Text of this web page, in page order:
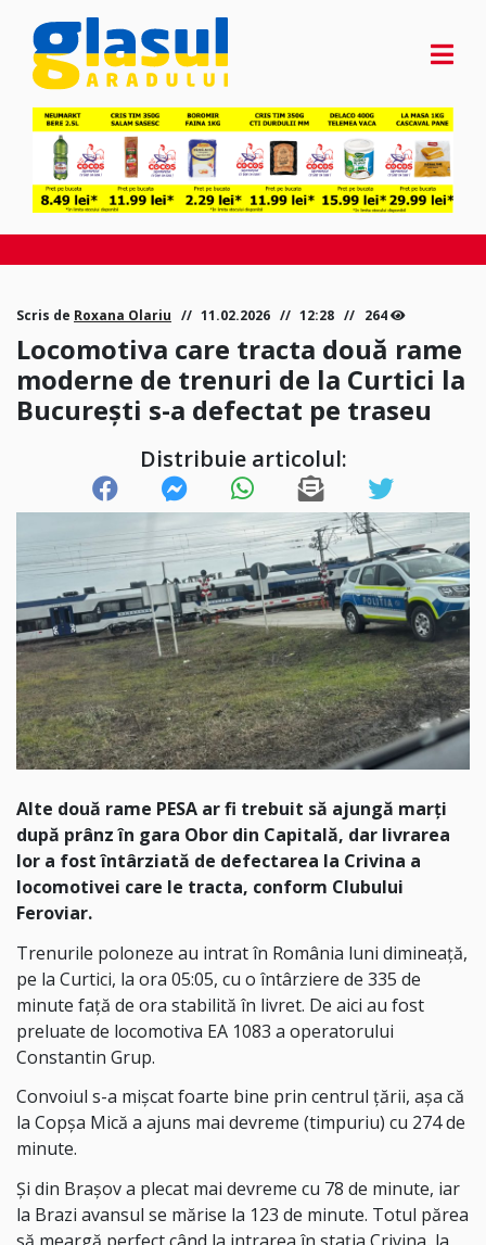
Scris de Roxana Olariu 11.02.2026 12:28 264
Locomotiva care tracta două rame
moderne de trenuri de la Curtici la
București s-a defectat pe traseu
Distribuie articolul:
Alte două rame PESA ar fi trebuit să ajungă marți
după prânz în gara Obor din Capitală, dar livrarea
lor a fost întârziată de defectarea la Crivina a
locomotivei care le tracta, conform Clubului
Feroviar.
Trenurile poloneze au intrat în România luni dimineață,
pe la Curtici, la ora 05:05, cu o întârziere de 335 de
minute față de ora stabilită în livret. De aici au fost
preluate de locomotiva EA 1083 a operatorului
Constantin Grup.
Convoiul s-a mișcat foarte bine prin centrul țării, așa că
la Copșa Mică a ajuns mai devreme (timpuriu) cu 274 de
minute.
Și din Brașov a plecat mai devreme cu 78 de minute, iar
la Brazi avansul se mărise la 123 de minute. Totul părea